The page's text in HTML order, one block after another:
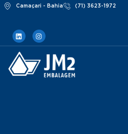
Camaçari - Bahia (71) 3623-1972